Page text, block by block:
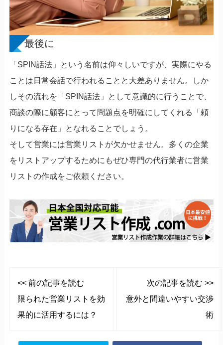
最後に
「SPIN話法」という名前は仰々しいですが、実際にやる
ことは日常会話で行われることと大差ありません。しか
しその流れを「SPIN話法」として意識的に行うことで、
商談の際に顧客にとって問題点を明確にしてくれる「頼
りになる存在」となれることでしょう。
そして営業には営業リストが欠かせません。多くの企業
をリストアップするためにもぜひ専門の代行業者に営業
リストの作成をご依頼ください。
<< 前の記事を読む
限られた営業リストを効
果的に活用するには？
次の記事を読む >>
意外と間違いやすい交渉
術